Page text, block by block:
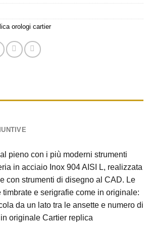
orologi cartier
pieno con i più moderni strumenti
in acciaio Inox 904 AISI L, realizzata
con strumenti di disegno al CAD. Le
timbrate e serigrafie come in originale:
da un lato tra le ansette e numero di
originale Cartier replica